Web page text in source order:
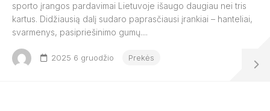
sporto įrangos pardavimai Lietuvoje išaugo daugiau nei tris
kartus. Didžiausią dalį sudaro paprasčiausi įrankiai – hanteliai,
svarmenys, pasipriešinimo gumų....
2025 6 gruodžio Prekės